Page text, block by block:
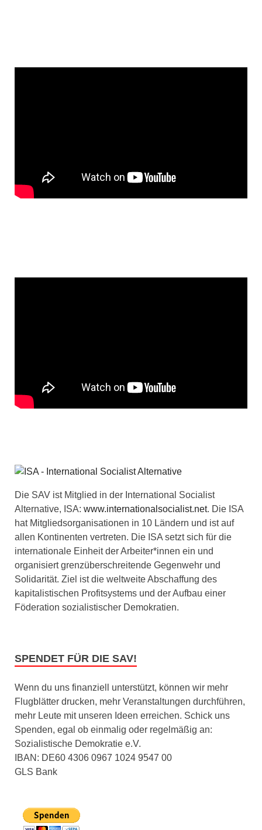
Die SAV ist Mitglied in der International Socialist
Alternative, ISA: www.internationalsocialist.net. Die ISA
hat Mitgliedsorganisationen in 10 Ländern und ist auf
allen Kontinenten vertreten. Die ISA setzt sich für die
internationale Einheit der Arbeiter*innen ein und
organisiert grenzüberschreitende Gegenwehr und
Solidarität. Ziel ist die weltweite Abschaffung des
kapitalistischen Profitsystems und der Aufbau einer
Föderation sozialistischer Demokratien.
SPENDET FÜR DIE SAV!
Wenn du uns finanziell unterstützt, können wir mehr
Flugblätter drucken, mehr Veranstaltungen durchführen,
mehr Leute mit unseren Ideen erreichen. Schick uns
Spenden, egal ob einmalig oder regelmäßig an:
Sozialistische Demokratie e.V.
IBAN: DE60 4306 0967 1024 9547 00
GLS Bank